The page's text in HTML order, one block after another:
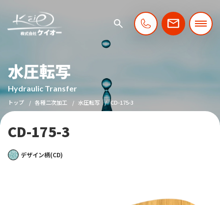
水圧転写
Hydraulic Transfer
トップ 各種二次加工 水圧転写 CD-175-3
CD-175-3
デザイン柄(CD)